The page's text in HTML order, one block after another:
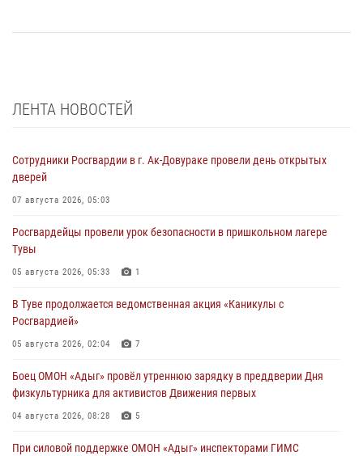
ЛЕНТА НОВОСТЕЙ
Сотрудники Росгвардии в г. Ак-Довураке провели день открытых
дверей
07 августа 2026, 05:03
Росгвардейцы провели урок безопасности в пришкольном лагере
Тувы
05 августа 2026, 05:33 1
В Туве продолжается ведомственная акция «Каникулы с
Росгвардией»
05 августа 2026, 02:04 7
Боец ОМОН «Адыг» провёл утреннюю зарядку в преддверии Дня
физкультурника для активистов Движения первых
04 августа 2026, 08:28 5
При силовой поддержке ОМОН «Адыг» инспекторами ГИМС